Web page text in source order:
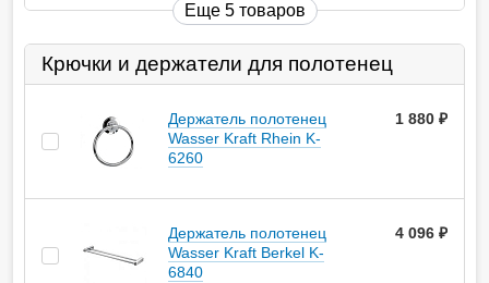
Еще 5 товаров
Крючки и держатели для полотенец
Держатель полотенец
Wasser Kraft Rhein K-
6260
1 880
Держатель полотенец
Wasser Kraft Berkel K-
6840
4 096